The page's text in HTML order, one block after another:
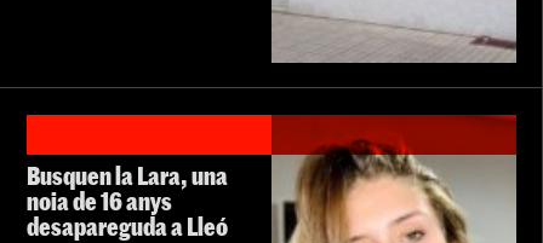
Busquen la Lara, una
noia de 16 anys
desapareguda a Lleó